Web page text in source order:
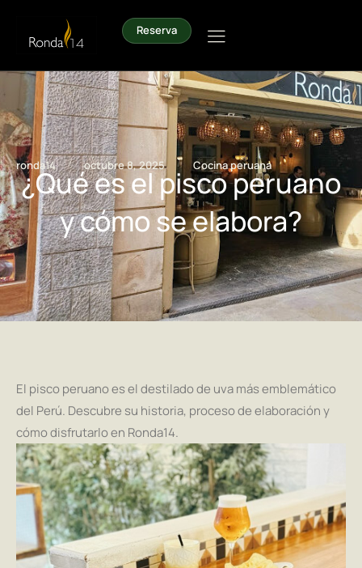
Reserva
ronda14 / octubre 8, 2025 / Cocina peruana
¿Qué es el pisco peruano
y cómo se elabora?
El pisco peruano es el destilado de uva más emblemático
del Perú. Descubre su historia, proceso de elaboración y
cómo disfrutarlo en Ronda14.